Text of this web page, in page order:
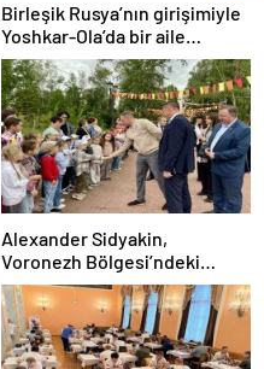
Birleşik Rusya’nın girişimiyle
Yoshkar-Ola’da bir aile
festivali düzenlendi
Alexander Sidyakin,
Voronezh Bölgesi’ndeki
iyileştirme projelerinin
uygulanmasını değerlendirdi